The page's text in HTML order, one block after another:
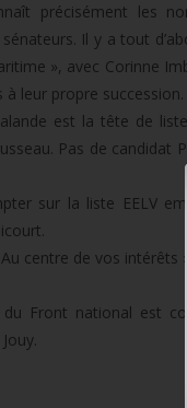
précisément les
sénateurs. Il y a tout
», avec Corinne
à leur propre succession.
est la tête de
Pas de candidat
sur la liste EELV
centre de vos intérêts
Front national est